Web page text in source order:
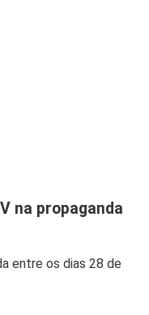
na propaganda
entre os dias 28 de